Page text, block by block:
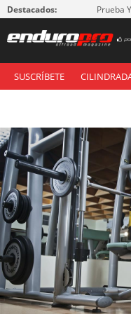
Destacados: Prueba
SUSCRÍBETE